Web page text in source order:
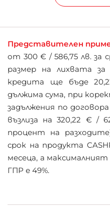
Представителен
от 300 € / 586,75 лв. за
размер на лихвата за
кредита ще бъде
дължима сума, при
задължения по
възлиза на 320,22 € /
процент на
срок на продукта
месеца, а
ГПР е 49%.